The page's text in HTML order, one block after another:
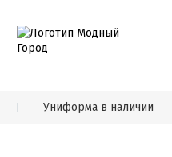
Униформа в наличии